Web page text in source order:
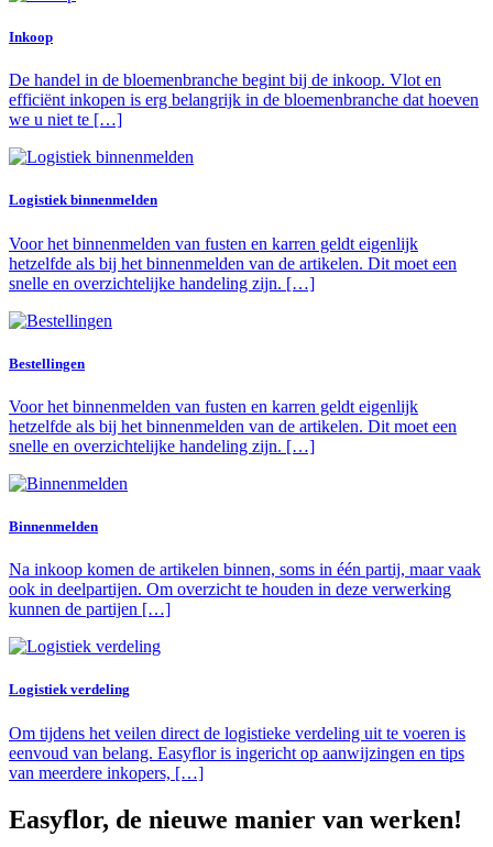
Inkoop
De handel in de bloemenbranche begint bij de inkoop. Vlot en
efficiënt inkopen is erg belangrijk in de bloemenbranche dat hoeven
we u niet te […]
Logistiek binnenmelden
Voor het binnenmelden van fusten en karren geldt eigenlijk
hetzelfde als bij het binnenmelden van de artikelen. Dit moet een
snelle en overzichtelijke handeling zijn. […]
Bestellingen
Voor het binnenmelden van fusten en karren geldt eigenlijk
hetzelfde als bij het binnenmelden van de artikelen. Dit moet een
snelle en overzichtelijke handeling zijn. […]
Binnenmelden
Na inkoop komen de artikelen binnen, soms in één partij, maar vaak
ook in deelpartijen. Om overzicht te houden in deze verwerking
kunnen de partijen […]
Logistiek verdeling
Om tijdens het veilen direct de logistieke verdeling uit te voeren is
eenvoud van belang. Easyflor is ingericht op aanwijzingen en tips
van meerdere inkopers, […]
Easyflor, de nieuwe manier van werken!